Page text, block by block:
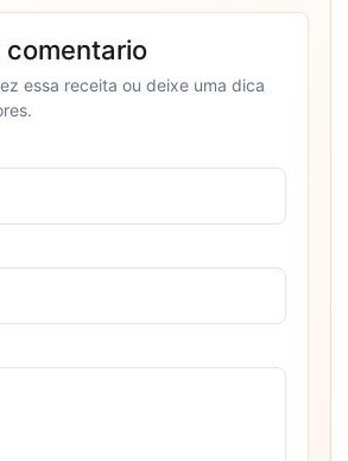
comentario
essa receita ou deixe uma dica